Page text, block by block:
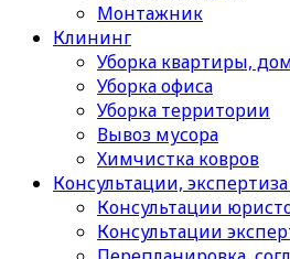
Монтажник
Клининг
Уборка квартиры,
Уборка офиса
Уборка территории
Вывоз мусора
Химчистка ковров
Консультации,
Консультации
Консультации